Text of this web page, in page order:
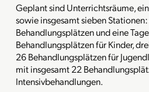
Geplant sind Unterrichtsräume,
sowie insgesamt sieben
Behandlungsplätzen und eine
Behandlungsplätzen für Kinder,
26 Behandlungsplätzen für
mit insgesamt 22
Intensivbehandlungen.